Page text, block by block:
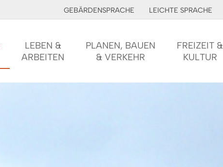
GEBÄRDENSPRACHE LEICHTE SPRACHE
LEBEN &
ARBEITEN
PLANEN, BAUEN
& VERKEHR
FREIZEIT &
KULTUR